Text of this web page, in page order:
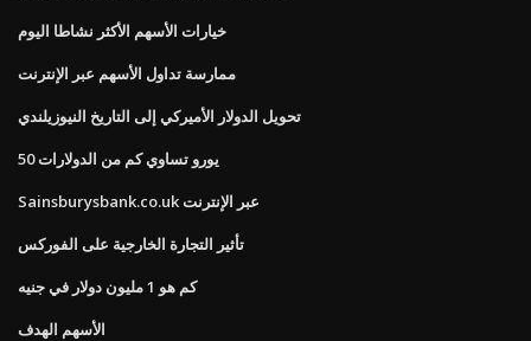
خيارات الأسهم الأكثر نشاطا اليوم
ممارسة تداول الأسهم عبر الإنترنت
تحويل الدولار الأميركي إلى التاريخ النيوزيلندي
50 يورو تساوي كم من الدولارات
Sainsburysbank.co.uk عبر الإنترنت
تأثير التجارة الخارجية على الفوركس
كم هو 1 مليون دولار في جنيه
الأسهم الهدف